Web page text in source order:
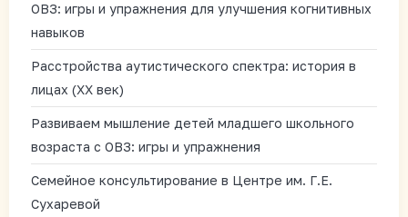
ОВЗ: игры и упражнения для улучшения когнитивных
навыков
Расстройства аутистического спектра: история в
лицах (XX век)
Развиваем мышление детей младшего школьного
возраста с ОВЗ: игры и упражнения
Семейное консультирование в Центре им. Г.Е.
Сухаревой